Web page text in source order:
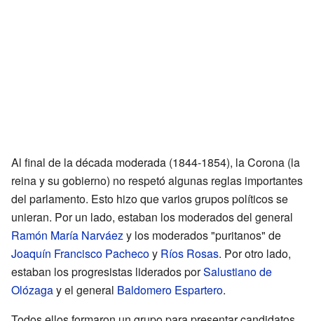
Al final de la década moderada (1844-1854), la Corona (la
reina y su gobierno) no respetó algunas reglas importantes
del parlamento. Esto hizo que varios grupos políticos se
unieran. Por un lado, estaban los moderados del general
Ramón María Narváez y los moderados "puritanos" de
Joaquín Francisco Pachecoy Ríos Rosas. Por otro lado,
estaban los progresistas liderados porSalustiano de
Olózagay el general Baldomero Espartero.